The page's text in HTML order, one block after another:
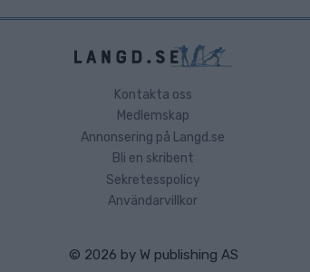
Kontakta oss
Medlemskap
Annonsering på Langd.se
Bli en skribent
Sekretesspolicy
Användarvillkor
© 2026 by W publishing AS